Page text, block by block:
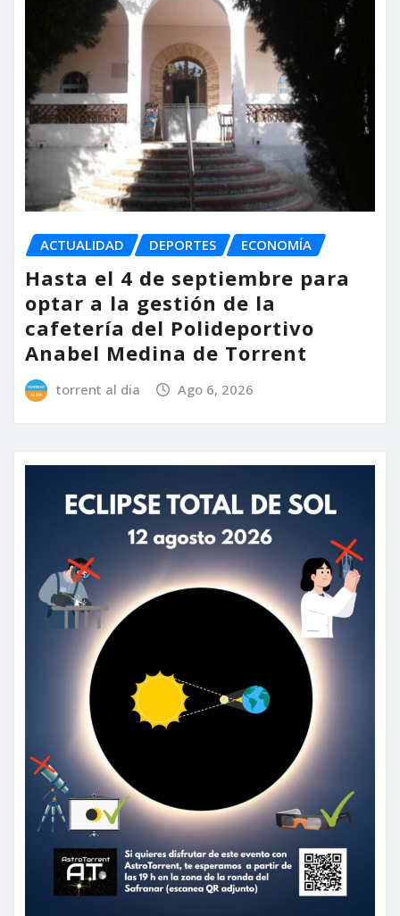
ACTUALIDAD DEPORTES ECONOMÍA
Hasta el 4 de septiembre para
optar a la gestión de la
cafetería del Polideportivo
Anabel Medina de Torrent
torrent al dia Ago 6, 2026